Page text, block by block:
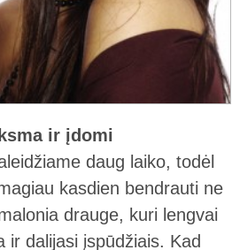
ir įdomi
daug laiko, todėl
kasdien bendrauti ne
drauge, kuri lengvai
ir dalijasi įspūdžiais. Kad